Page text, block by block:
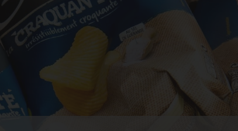
veillent sur nous pour que l'eau salée n'ait jamais le goût des